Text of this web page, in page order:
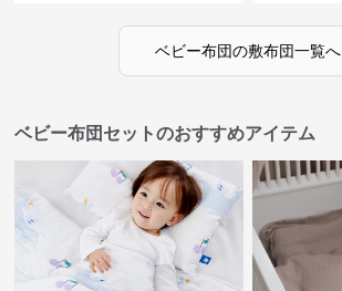
ベビー布団の敷布団一覧へ
ベビー布団セットのおすすめアイテム